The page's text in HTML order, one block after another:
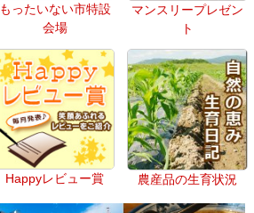
もったいない市特設
会場
マンスリープレゼン
ト
Happyレビュー賞 農産品の生育状況